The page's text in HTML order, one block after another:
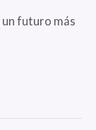
un futuro más